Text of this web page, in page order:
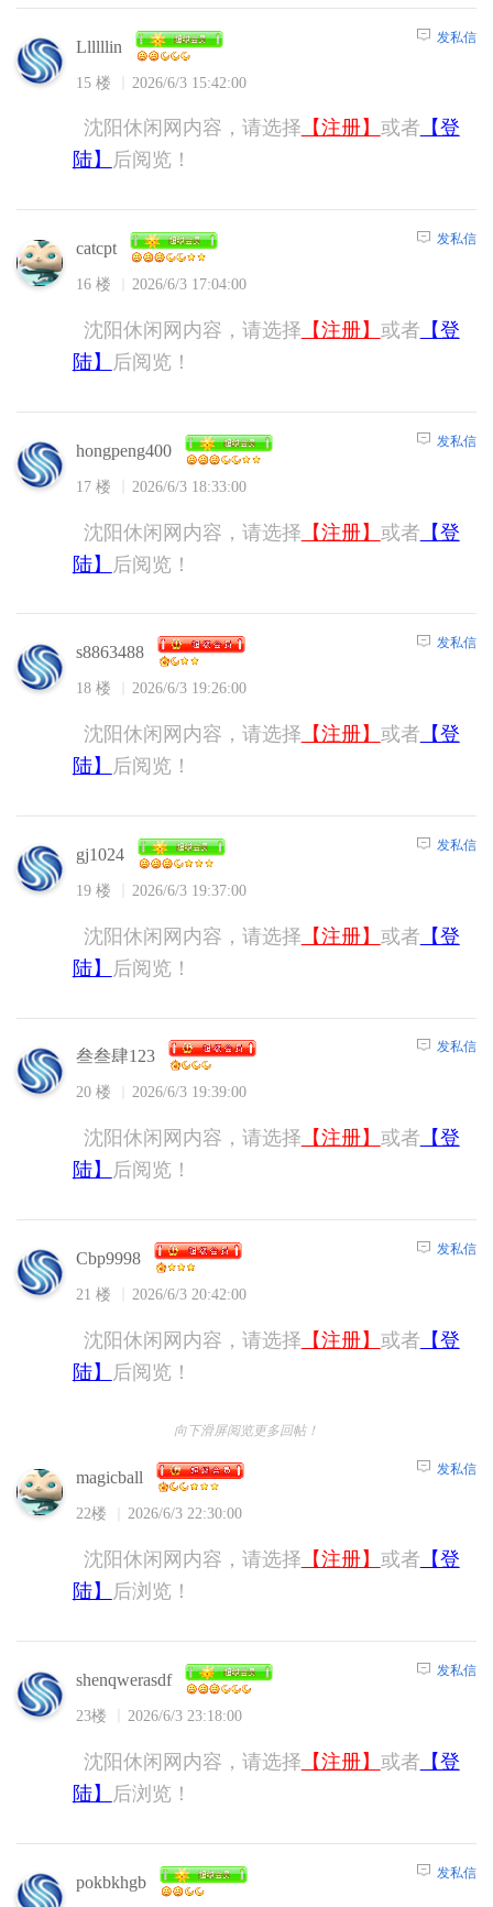
Llllllin
15 楼 2026/6/3 15:42:00
发私信
沈阳休闲网内容，请选择 【注册】 或者 【登
陆】
后阅览！
catcpt
16 楼 2026/6/3 17:04:00
发私信
沈阳休闲网内容，请选择 【注册】 或者 【登
陆】
后阅览！
hongpeng400
17 楼 2026/6/3 18:33:00
发私信
沈阳休闲网内容，请选择 【注册】 或者 【登
陆】
后阅览！
s8863488
18 楼 2026/6/3 19:26:00
发私信
沈阳休闲网内容，请选择 【注册】 或者 【登
陆】
后阅览！
gj1024
19 楼 2026/6/3 19:37:00
发私信
沈阳休闲网内容，请选择 【注册】 或者 【登
陆】
后阅览！
叁叁肆123
20 楼 2026/6/3 19:39:00
发私信
沈阳休闲网内容，请选择 【注册】 或者 【登
陆】
后阅览！
Cbp9998
21 楼 2026/6/3 20:42:00
发私信
沈阳休闲网内容，请选择 【注册】 或者 【登
陆】
后阅览！
向下滑屏阅览更多回帖！
magicball
22楼 2026/6/3 22:30:00
发私信
沈阳休闲网内容，请选择 【注册】 或者 【登
陆】
后浏览！
shenqwerasdf
23楼 2026/6/3 23:18:00
发私信
沈阳休闲网内容，请选择 【注册】 或者 【登
陆】
后浏览！
pokbkhgb 发私信